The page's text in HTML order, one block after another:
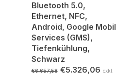
Bluetooth 5.0,
Ethernet, NFC,
Android, Google
Services (GMS),
Tiefenkühlung,
Schwarz
€6.657,58 €5.326,06 exkl.